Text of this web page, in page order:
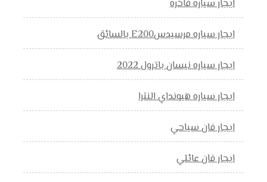
ايجار سياره فاخره
ايجار سياره مرسيدسE200 بالسائق
ايجار سياره نيسان باترول 2022
ايجار سياره هيونداي النترا
ايجار فان سياحي
ايجار فان عائلي